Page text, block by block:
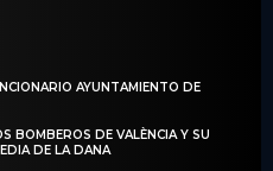
AYUNTAMIENTO DE
BOMBEROS DE VALÈNCIA Y SU
DE LA DANA